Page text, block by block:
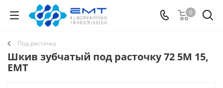
0
Под расточку
Шкив зубчатый под расточку 72 5M 15,
EMT